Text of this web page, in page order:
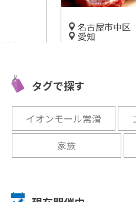
から
の練
名古屋市中区
愛知
家Barが名古屋
タグで探す
イオンモール常滑
家族